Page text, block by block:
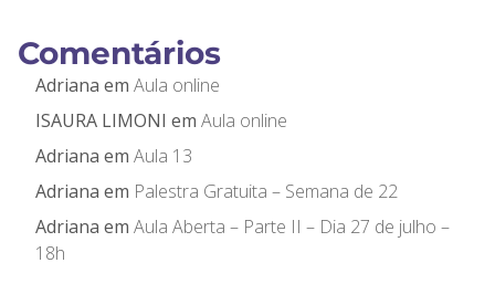
Comentários
Adriana em Aula online
ISAURA LIMONI em Aula online
Adriana em Aula 13
Adriana em Palestra Gratuita – Semana de 22
Adriana em Aula Aberta – Parte II – Dia 27 de julho –
18h